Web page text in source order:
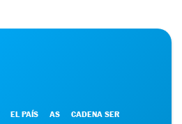
EL PAÍS AS CADENA SER